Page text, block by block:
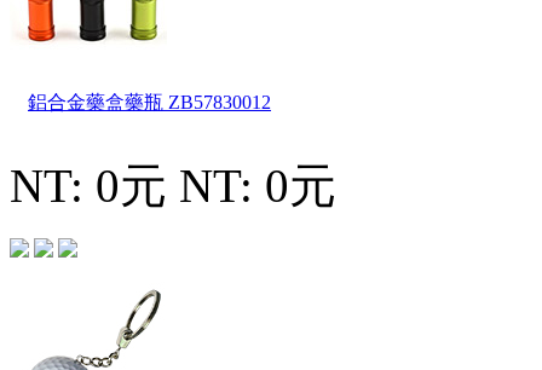
鋁合金藥盒藥瓶 ZB57830012
NT: 0元 NT: 0元